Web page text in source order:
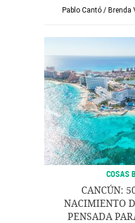
Pablo Cantó/ Brenda
COSAS
CANCÚN:
NACIMIENTO
PENSADA